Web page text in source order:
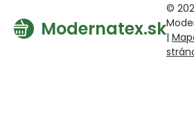
Modernatex.sk
©
|